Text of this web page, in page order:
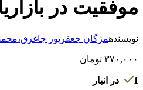
موفقیت در
نویسندهمژگان جعفرپور
۳۷۰,۰۰۰ تومان
1 در انبار